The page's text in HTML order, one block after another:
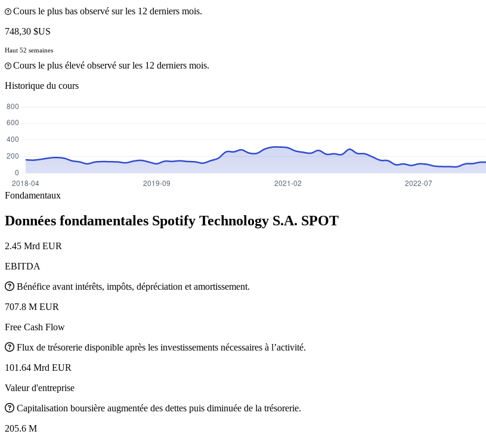
Cours le plus bas observé sur les 12 derniers mois.
748,30 $US
Haut 52 semaines
Cours le plus élevé observé sur les 12 derniers mois.
Historique du cours
Fondamentaux
Données fondamentales Spotify Technology S.A. SPOT
2.45 Mrd EUR
EBITDA
Bénéfice avant intérêts, impôts, dépréciation et amortissement.
707.8 M EUR
Free Cash Flow
Flux de trésorerie disponible après les investissements nécessaires à l’activité.
101.64 Mrd EUR
Valeur d'entreprise
Capitalisation boursière augmentée des dettes puis diminuée de la trésorerie.
205.6 M